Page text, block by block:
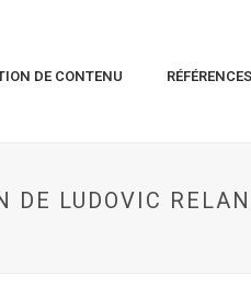
DE CONTENU
LUDOVIC